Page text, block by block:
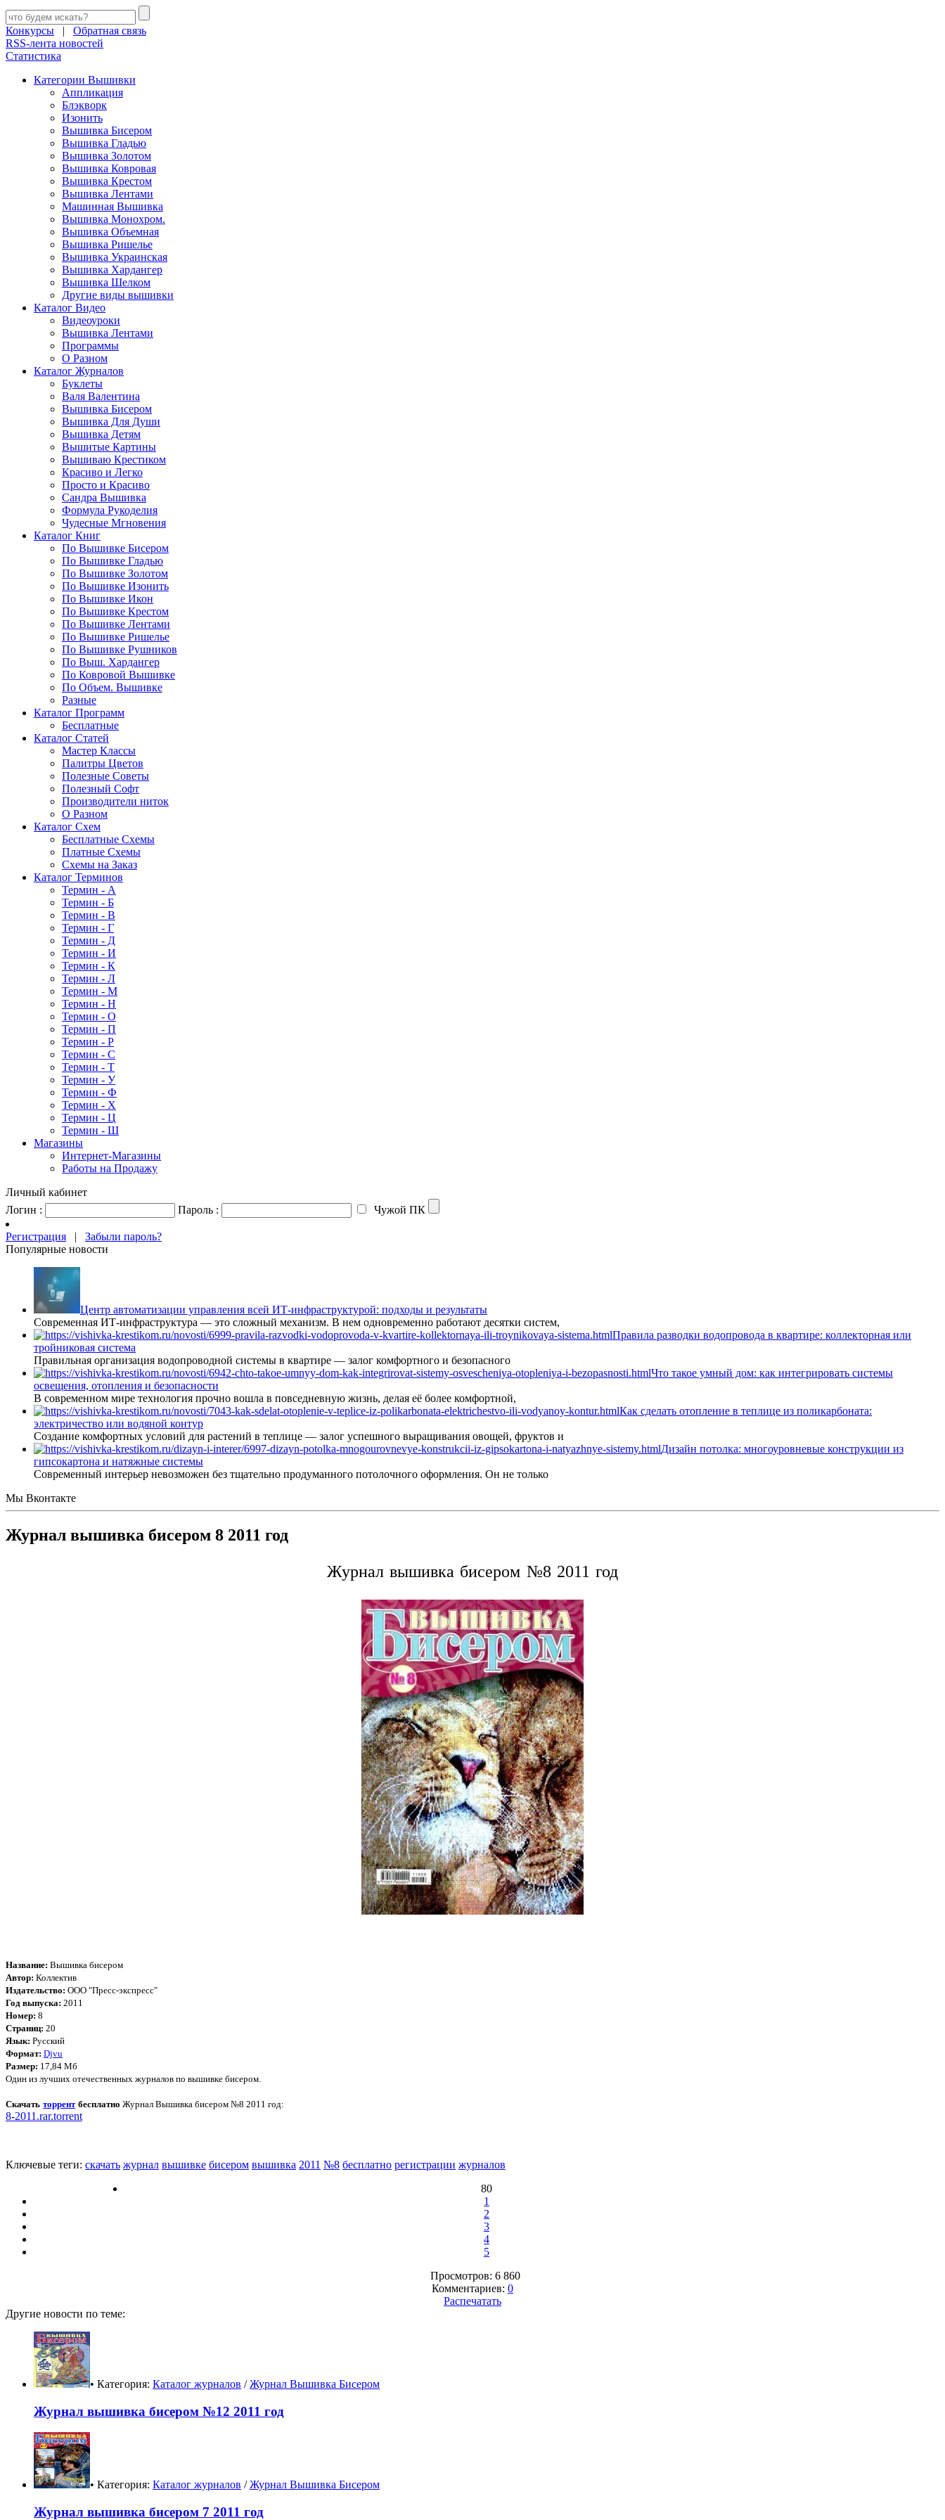
Конкурсы | Обратная связь
RSS-лента новостей
Статистика
Категории Вышивки
Аппликация
Блэкворк
Изонить
Вышивка Бисером
Вышивка Гладью
Вышивка Золотом
Вышивка Ковровая
Вышивка Крестом
Вышивка Лентами
Машинная Вышивка
Вышивка Монохром.
Вышивка Объемная
Вышивка Ришелье
Вышивка Украинская
Вышивка Хардангер
Вышивка Шелком
Другие виды вышивки
Каталог Видео
Видеоуроки
Вышивка Лентами
Программы
О Разном
Каталог Журналов
Буклеты
Валя Валентина
Вышивка Бисером
Вышивка Для Души
Вышивка Детям
Вышитые Картины
Вышиваю Крестиком
Красиво и Легко
Просто и Красиво
Сандра Вышивка
Формула Рукоделия
Чудесные Мгновения
Каталог Книг
По Вышивке Бисером
По Вышивке Гладью
По Вышивке Золотом
По Вышивке Изонить
По Вышивке Икон
По Вышивке Крестом
По Вышивке Лентами
По Вышивке Ришелье
По Вышивке Рушников
По Выш. Хардангер
По Ковровой Вышивке
По Объем. Вышивке
Разные
Каталог Программ
Бесплатные
Каталог Статей
Мастер Классы
Палитры Цветов
Полезные Советы
Полезный Софт
Производители ниток
О Разном
Каталог Схем
Бесплатные Схемы
Платные Схемы
Схемы на Заказ
Каталог Терминов
Термин - А
Термин - Б
Термин - В
Термин - Г
Термин - Д
Термин - И
Термин - К
Термин - Л
Термин - М
Термин - Н
Термин - О
Термин - П
Термин - Р
Термин - С
Термин - Т
Термин - У
Термин - Ф
Термин - Х
Термин - Ц
Термин - Ш
Магазины
Интернет-Магазины
Работы на Продажу
Личный кабинет
Логин :
Пароль : Чужой ПК
Регистрация | Забыли пароль?
Популярные новости
Центр автоматизации управления всей ИТ-инфраструктурой: подходы и результаты
Современная ИТ-инфраструктура — это сложный механизм. В нем одновременно работают десятки систем,
Правила разводки водопровода в квартире: коллекторная или
тройниковая система
Правильная организация водопроводной системы в квартире — залог комфортного и безопасного
Что такое умный дом: как интегрировать системы
освещения, отопления и безопасности
В современном мире технология прочно вошла в повседневную жизнь, делая её более комфортной,
Как сделать отопление в теплице из поликарбоната:
электричество или водяной контур
Создание комфортных условий для растений в теплице — залог успешного выращивания овощей, фруктов и
Дизайн потолка: многоуровневые конструкции из
гипсокартона и натяжные системы
Современный интерьер невозможен без тщательно продуманного потолочного оформления. Он не только
Мы Вконтакте
Журнал вышивка бисером 8 2011 год
Журнал вышивка бисером №8 2011 год
Название: Вышивка бисером
Автор: Коллектив
Издательство: ООО "Пресс-экспресс"
Год выпуска: 2011
Номер: 8
Страниц: 20
Язык: Русский
Формат: Djvu
Размер: 17,84 Мб
Один из лучших отечественных журналов по вышивке бисером.
Скачатьторрентбесплатно Журнал Вышивка бисером №8 2011 год:
8-2011.rar.torrent
Ключевые теги: скачать журнал вышивке бисером вышивка 2011 №8 бесплатно регистрации журналов
80
1
2
3
4
5
Просмотров: 6 860
Комментариев: 0
Распечатать
Другие новости по теме:
• Категория: Каталог журналов /Журнал Вышивка Бисером
Журнал вышивка бисером №12 2011 год
• Категория: Каталог журналов /Журнал Вышивка Бисером
Журнал вышивка бисером 7 2011 год